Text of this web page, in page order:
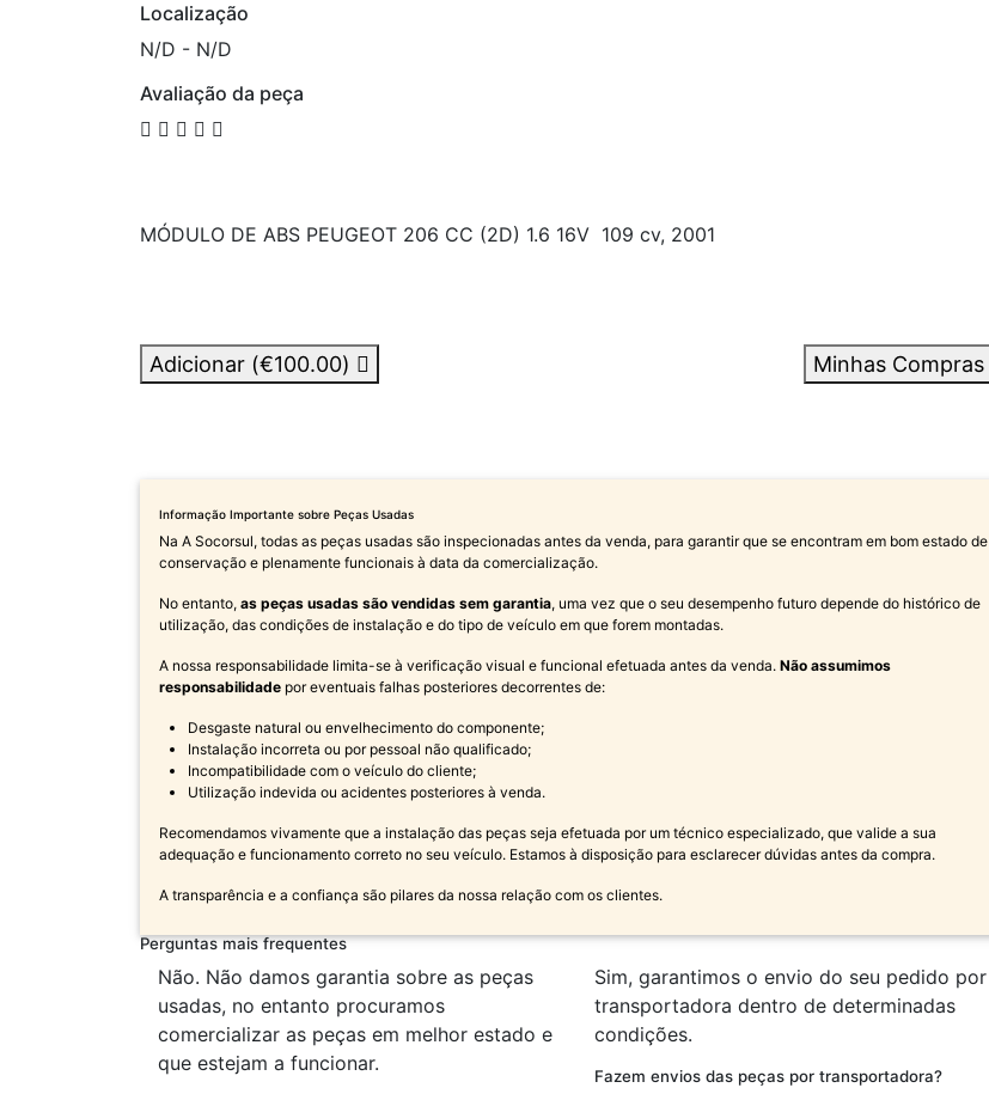
Localização
N/D - N/D
Avaliação da peça
MÓDULO DE ABS PEUGEOT 206 CC (2D) 1.6 16V 109 cv, 2001
Adicionar (€100.00) Minhas Compras
Informação Importante sobre Peças Usadas
Na A Socorsul, todas as peças usadas são inspecionadas antes da venda, para garantir que se encontram em bom estado de
conservação e plenamente funcionais à data da comercialização.
No entanto, as peças usadas são vendidas sem garantia, uma vez que o seu desempenho futuro depende do histórico de
utilização, das condições de instalação e do tipo de veículo em que forem montadas.
A nossa responsabilidade limita-se à verificação visual e funcional efetuada antes da venda. Não assumimos
responsabilidade por eventuais falhas posteriores decorrentes de:
Desgaste natural ou envelhecimento do componente;
Instalação incorreta ou por pessoal não qualificado;
Incompatibilidade com o veículo do cliente;
Utilização indevida ou acidentes posteriores à venda.
Recomendamos vivamente que a instalação das peças seja efetuada por um técnico especializado, que valide a sua
adequação e funcionamento correto no seu veículo. Estamos à disposição para esclarecer dúvidas antes da compra.
A transparência e a confiança são pilares da nossa relação com os clientes.
Perguntas mais frequentes
Não. Não damos garantia sobre as peças
usadas, no entanto procuramos
comercializar as peças em melhor estado e
que estejam a funcionar.
Sim, garantimos o envio do seu pedido por
transportadora dentro de determinadas
condições.
Fazem envios das peças por transportadora?